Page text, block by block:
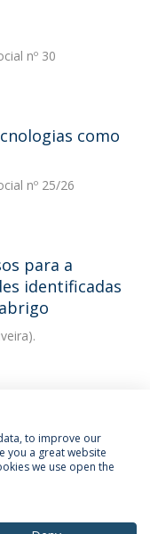
nº 30
como
nº 25/26
para a
identificadas
to improve our
you a great website
we use open the